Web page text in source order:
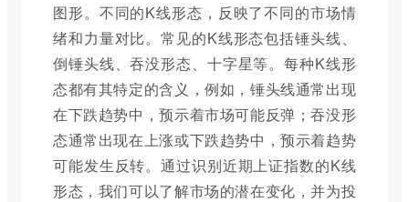
图形。不同的K线形态，反映了不同的市场情
绪和力量对比。常见的K线形态包括锤头线、
倒锤头线、吞没形态、十字星等。每种K线形
态都有其特定的含义，例如，锤头线通常出现
在下跌趋势中，预示着市场可能反弹；吞没形
态通常出现在上涨或下跌趋势中，预示着趋势
可能发生反转。通过识别近期上证指数的K线
形态，我们可以了解市场的潜在变化，并为投